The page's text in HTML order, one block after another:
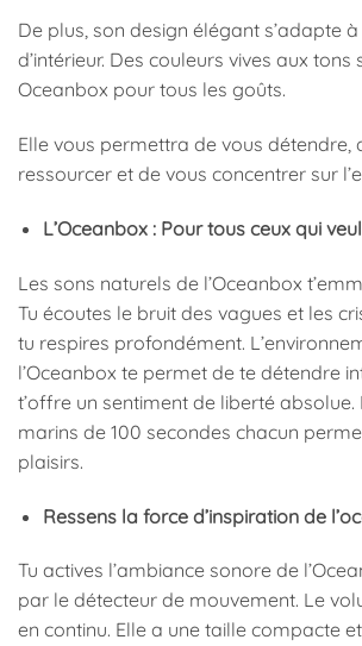
De plus, son design élégant s’adapte
d’intérieur. Des couleurs vives aux tons
Oceanbox pour tous les goûts.
Elle vous permettra de vous détendre,
ressourcer et de vous concentrer sur
L’Oceanbox : Pour tous ceux qui
Les sons naturels de l’Oceanbox
Tu écoutes le bruit des vagues et les
tu respires profondément.
l’Oceanbox te permet de te détendre
t’offre un sentiment de liberté absolue.
marins de 100 secondes chacun
plaisirs.
Ressens la force d’inspiration de
Tu actives l’ambiance sonore de
par le détecteur de mouvement. Le
en continu. Elle a une taille compacte